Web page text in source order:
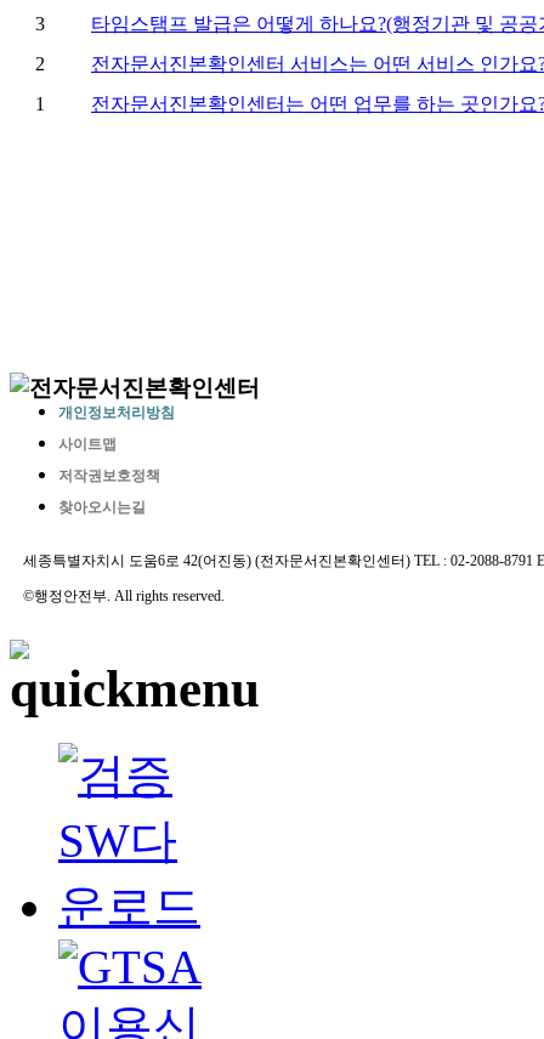
개인정보처리방침
사이트맵
저작권보호정책
찾아오시는길
세종특별자치시 도움6로 42(어진동) (전자문서진본확인센터) TEL : 02-2088-8791
©행정안전부. All rights reserved.